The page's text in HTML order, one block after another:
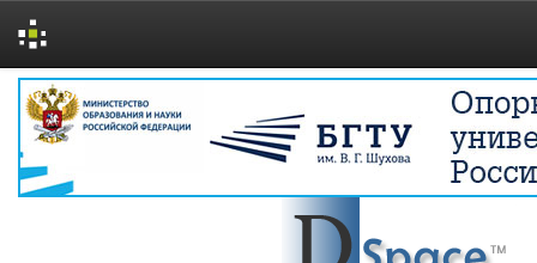
Skip
navigation